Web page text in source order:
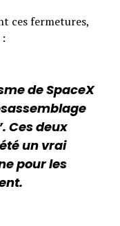
ces fermetures,
de SpaceX
Ces deux
un vrai
pour les